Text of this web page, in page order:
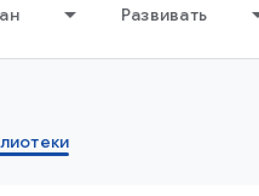
Развивать